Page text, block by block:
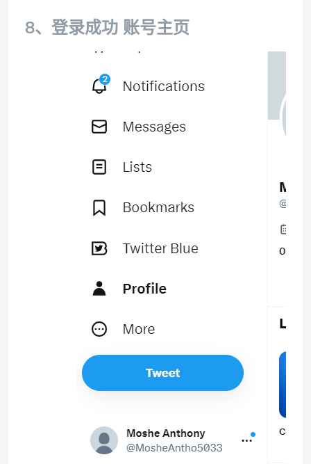
8、登录成功 账号主页